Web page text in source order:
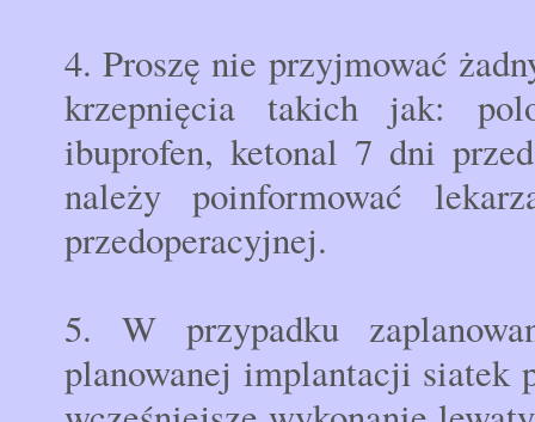
4. Proszę nie przyjmować
krzepnięcia takich jak:
ibuprofen, ketonal 7 dni
należy poinformować
przedoperacyjnej.
5. W przypadku
planowanej implantacji siatek